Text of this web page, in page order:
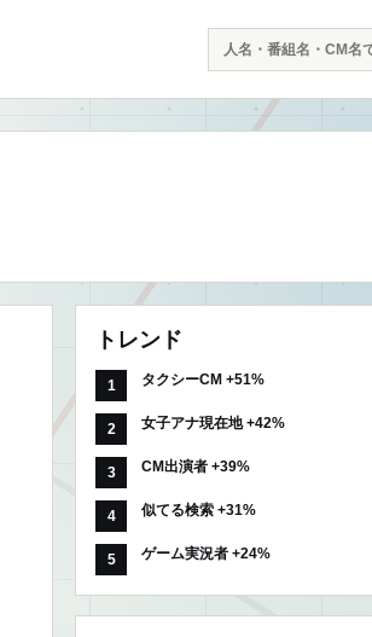
索
トレンド
タクシーCM +51%
女子アナ現在地 +42%
CM出演者 +39%
似てる検索 +31%
ゲーム実況者 +24%